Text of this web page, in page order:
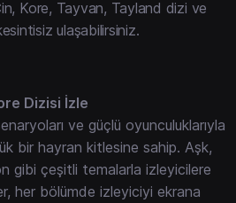
Kore, Tayvan, Tayland dizi ve
ulaşabilirsiniz.
Dizisi İzle
ve güçlü oyunculuklarıyla
bir hayran kitlesine sahip. Aşk,
gibi çeşitli temalarla izleyicilere
her bölümde izleyiciyi ekrana